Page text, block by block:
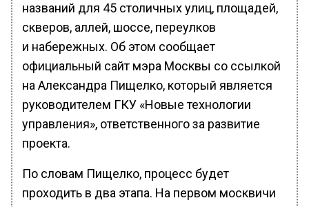
названий для 45 столичных улиц, площадей,
скверов, аллей, шоссе, переулков
и набережных. Об этом сообщает
официальный сайт мэра Москвы со ссылкой
на Александра Пищелко, который является
руководителем ГКУ «Новые технологии
управления», ответственного за развитие
проекта.
По словам Пищелко, процесс будет
проходить в два этапа. На первом москвичи